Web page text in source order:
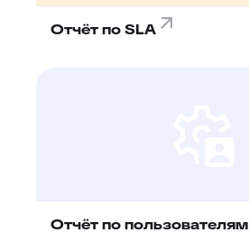
Отчёт по SLA
Отчёт по пользователям